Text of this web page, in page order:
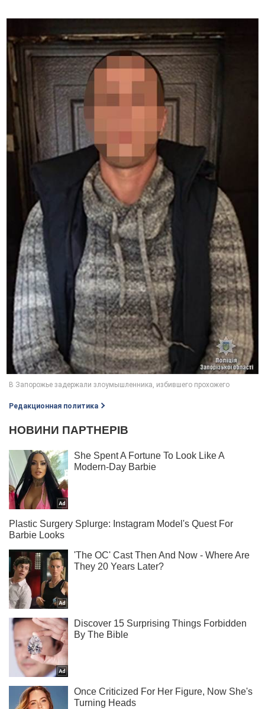
Редакционная политика